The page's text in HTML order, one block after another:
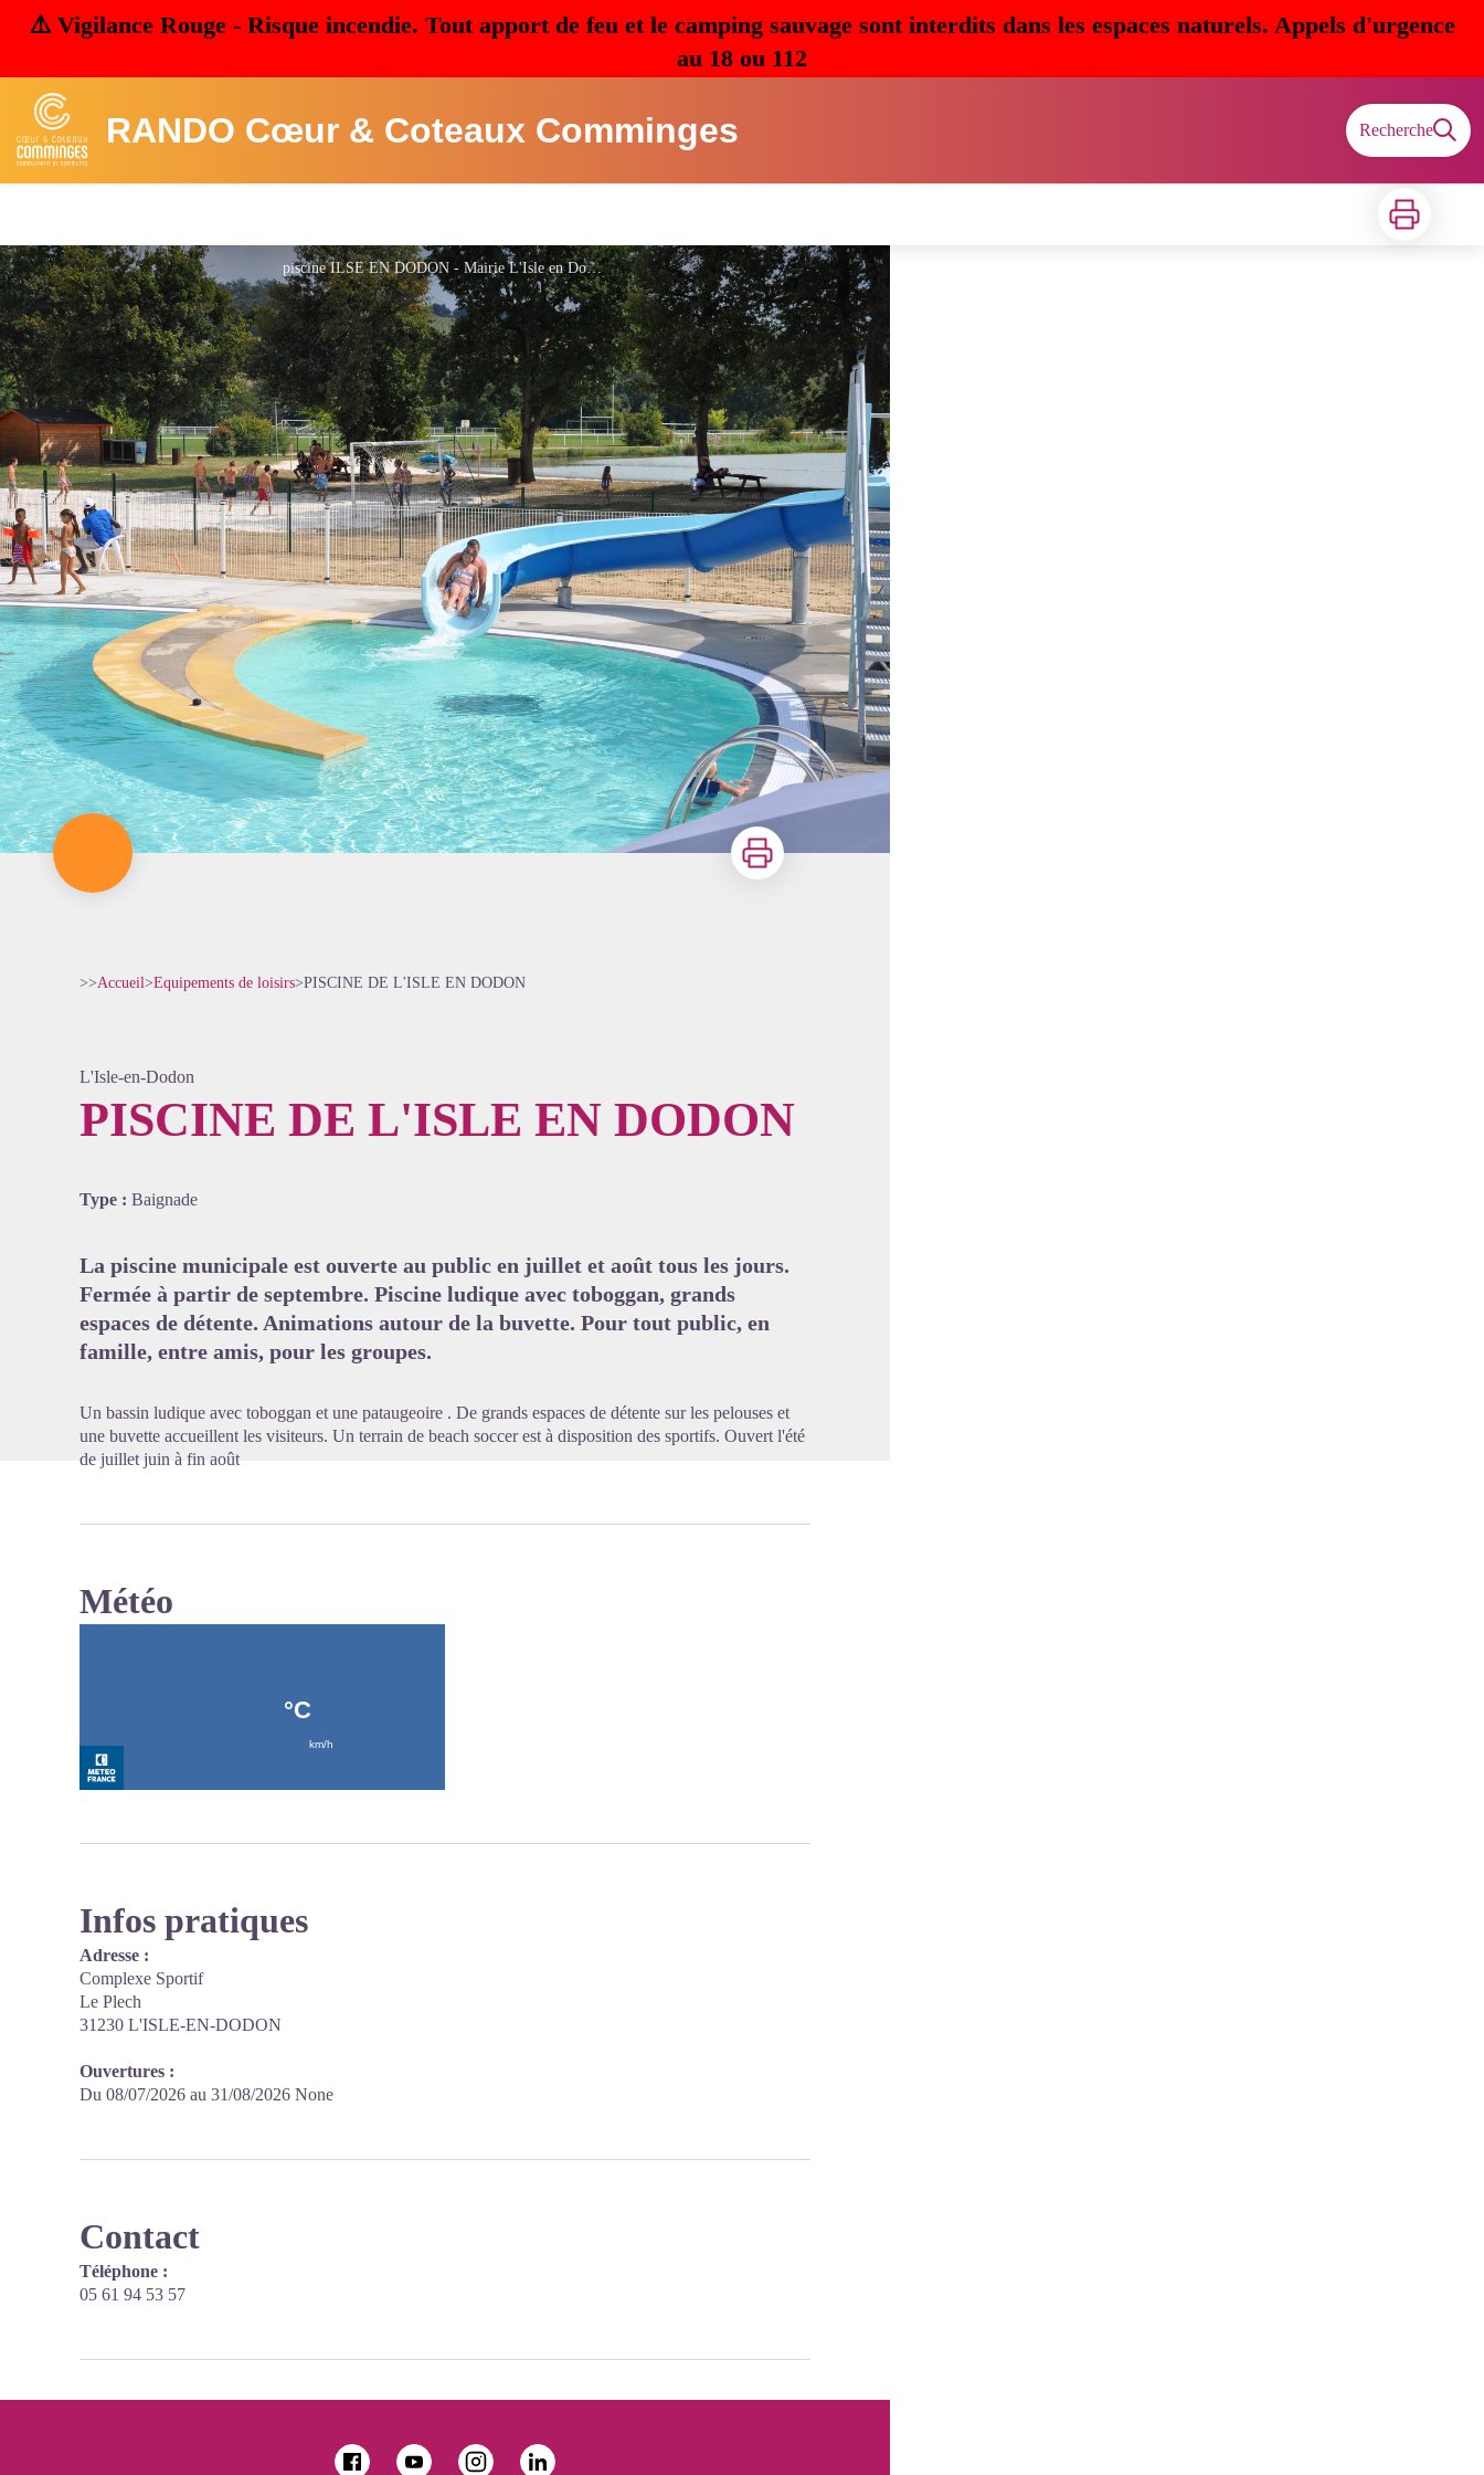
⚠️ Vigilance Rouge - Risque incendie. Tout apport de feu et le camping sauvage sont interdits dans les espaces naturels. Appels d'urgence
au 18 ou 112
RANDO Cœur & Coteaux Comminges Recherche
Imprimer
piscine ILSE EN DODON - Mairie L'Isle en Dodon
Imprimer
>>Accueil>Equipements de loisirs>PISCINE DE L'ISLE EN DODON
L'Isle-en-Dodon
PISCINE DE L'ISLE EN DODON
Type : Baignade
La piscine municipale est ouverte au public en juillet et août tous les jours.
Fermée à partir de septembre. Piscine ludique avec toboggan, grands
espaces de détente. Animations autour de la buvette. Pour tout public, en
famille, entre amis, pour les groupes.
Un bassin ludique avec toboggan et une pataugeoire . De grands espaces de détente sur les pelouses et
une buvette accueillent les visiteurs. Un terrain de beach soccer est à disposition des sportifs. Ouvert l'été
de juillet juin à fin août
Météo
Infos pratiques
Adresse :
Complexe Sportif
Le Plech
31230 L'ISLE-EN-DODON
Ouvertures :
Du 08/07/2026 au 31/08/2026 None
Contact
Téléphone :
05 61 94 53 57